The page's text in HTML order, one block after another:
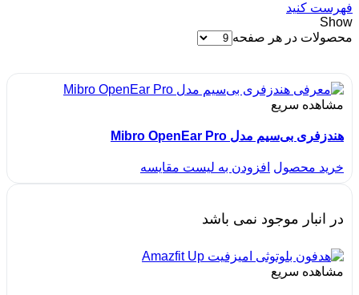
فهرست کنید
Show
محصولات در هر صفحه
مشاهده سریع
هندزفری بی‌سیم مدل Mibro OpenEar Pro
خرید محصول افزودن به لیست مقایسه
در انبار موجود نمی باشد
مشاهده سریع